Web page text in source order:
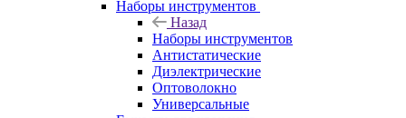
Наборы инструментов
Назад
Наборы инструментов
Антистатические
Диэлектрические
Оптоволокно
Универсальные